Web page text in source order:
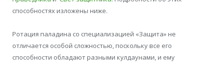
способностях изложены ниже.
Ротация паладина со специализацией «Защита» не
отличается особой сложностью, поскольку все его
способности обладают разными кулдаунами, и ему